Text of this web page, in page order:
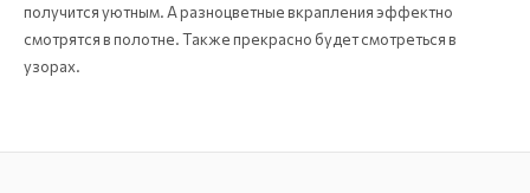
получится уютным. А разноцветные вкрапления эффектно
смотрятся в полотне. Также прекрасно будет смотреться в
узорах.